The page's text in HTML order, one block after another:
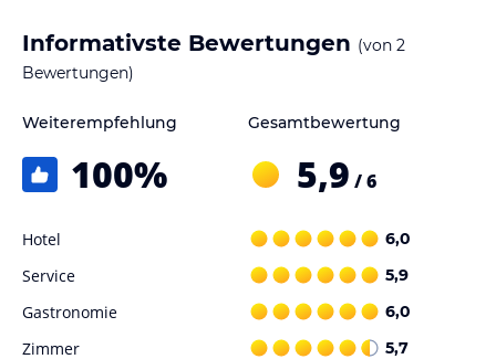
Informativste Bewertungen (von 2
Bewertungen)
Weiterempfehlung
100%
Gesamtbewertung
5,9 / 6
Hotel 6,0
Service 5,9
Gastronomie 6,0
Zimmer 5,7